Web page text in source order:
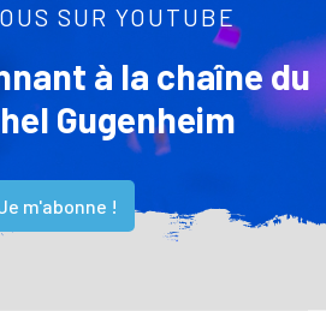
SUR YOUTUBE
à la chaîne du
Gugenheim
m'abonne !